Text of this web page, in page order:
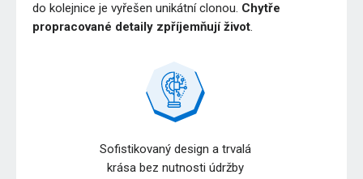
do kolejnice je vyřešen unikátní clonou. Chytře
propracované detaily zpříjemňují život.
Sofistikovaný design a trvalá
krása bez nutnosti údržby